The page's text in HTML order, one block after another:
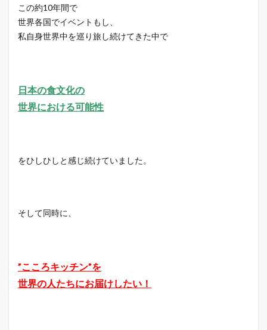
この約10年間で
世界各国でイベントもし、
私自身世界中を巡り旅し続けてきた中で
日本の食文化の
世界における可能性
をひしひしと感じ続けていました。
そして同時に、
”こころキッチン”を
世界の人たちにお届けしたい！